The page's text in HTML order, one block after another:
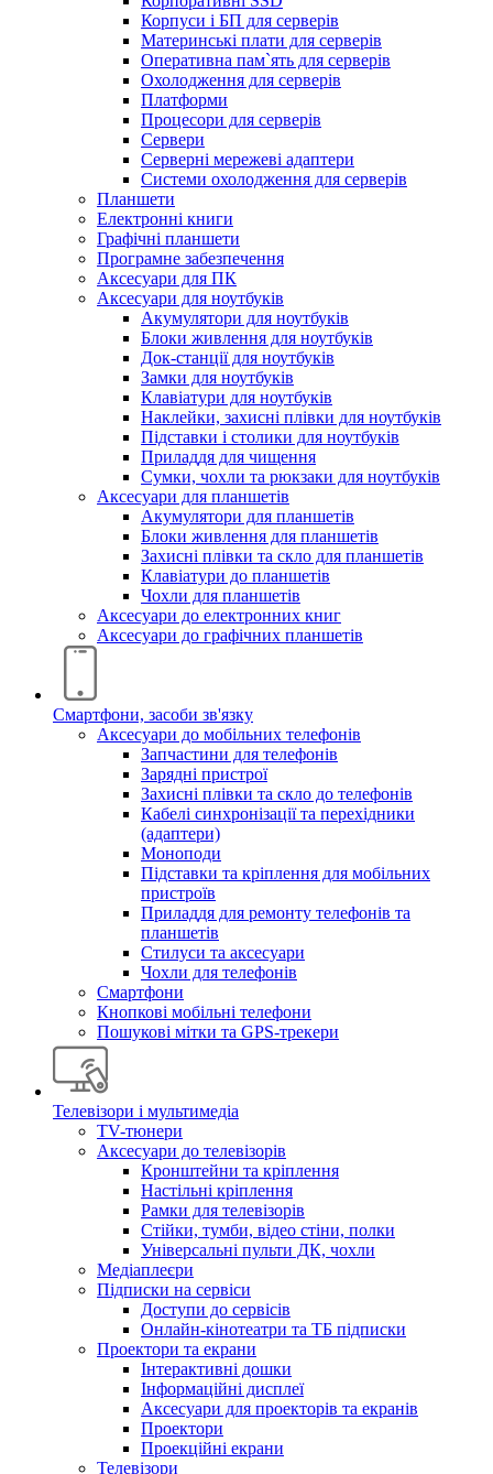
Корпуси і БП для серверів
Материнські плати для серверів
Оперативна пам`ять для серверів
Охолодження для серверів
Платформи
Процесори для серверів
Сервери
Серверні мережеві адаптери
Системи охолодження для серверів
Планшети
Електронні книги
Графічні планшети
Програмне забезпечення
Аксесуари для ПК
Аксесуари для ноутбуків
Акумулятори для ноутбуків
Блоки живлення для ноутбуків
Док-станції для ноутбуків
Замки для ноутбуків
Клавіатури для ноутбуків
Наклейки, захисні плівки для ноутбуків
Підставки і столики для ноутбуків
Приладдя для чищення
Сумки, чохли та рюкзаки для ноутбуків
Аксесуари для планшетів
Акумулятори для планшетів
Блоки живлення для планшетів
Захисні плівки та скло для планшетів
Клавіатури до планшетів
Чохли для планшетів
Аксесуари до електронних книг
Аксесуари дo графічних планшетів
Смартфони, засоби зв'язку
Аксесуари до мобільних телефонів
Запчастини для телефонів
Зарядні пристрої
Захисні плівки та скло до телефонів
Кабелі синхронізації та перехідники
(адаптери)
Моноподи
Підставки та кріплення для мобільних
пристроїв
Приладдя для ремонту телефонів та
планшетів
Стилуси та аксесуари
Чохли для телефонів
Смартфони
Кнопкові мобільні телефони
Пошукові мітки та GPS-трекери
Телевізори і мультимедіа
TV-тюнери
Аксесуари до телевізорів
Кронштейни та кріплення
Настільні кріплення
Рамки для телевізорів
Стійки, тумби, відео стіни, полки
Універсальні пульти ДК, чохли
Медіаплеєри
Підписки на сервіси
Доступи до сервісів
Онлайн-кінотеатри та ТБ підписки
Проектори та екрани
Інтерактивні дошки
Інформаційні дисплеї
Аксесуари для проекторів та екранів
Проектори
Проекційні екрани
Телевізори